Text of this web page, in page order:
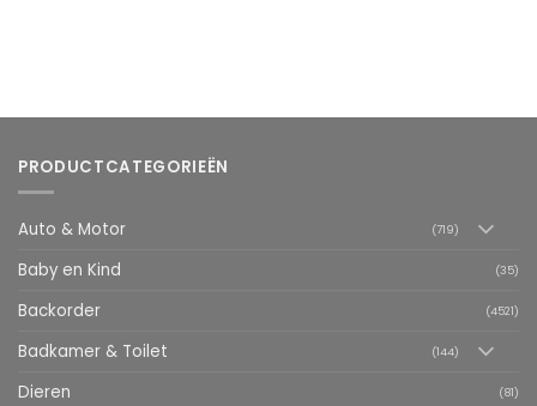
PRODUCTCATEGORIEËN
Auto & Motor (719)
Baby en Kind (35)
Backorder (4521)
Badkamer & Toilet (144)
Dieren (81)